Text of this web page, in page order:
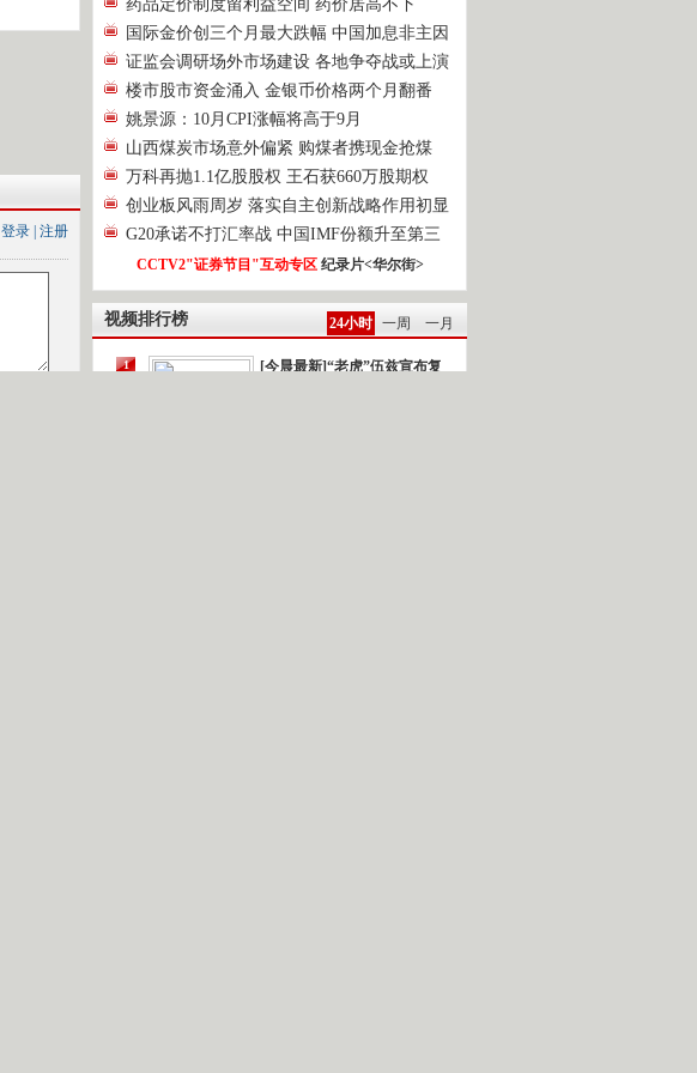
登录 | 注册
药品定价制度留利益空间 药价居高不下
国际金价创三个月最大跌幅 中国加息非主因
证监会调研场外市场建设 各地争夺战或上演
楼市股市资金涌入 金银币价格两个月翻番
姚景源：10月CPI涨幅将高于9月
山西煤炭市场意外偏紧 购煤者携现金抢煤
万科再抛1.1亿股股权 王石获660万股期权
创业板风雨周岁 落实自主创新战略作用初显
G20承诺不打汇率战 中国IMF份额升至第三
CCTV2"证券节目"互动专区 纪录片<华尔街>
视频排行榜 24小时 一周 一月
1
[今晨最新]“老虎”伍兹宣布复